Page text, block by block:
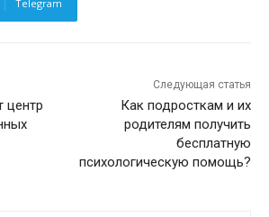
Telegram
центр
Следующая статья
Как подросткам и их
родителям получить
бесплатную
психологическую помощь?